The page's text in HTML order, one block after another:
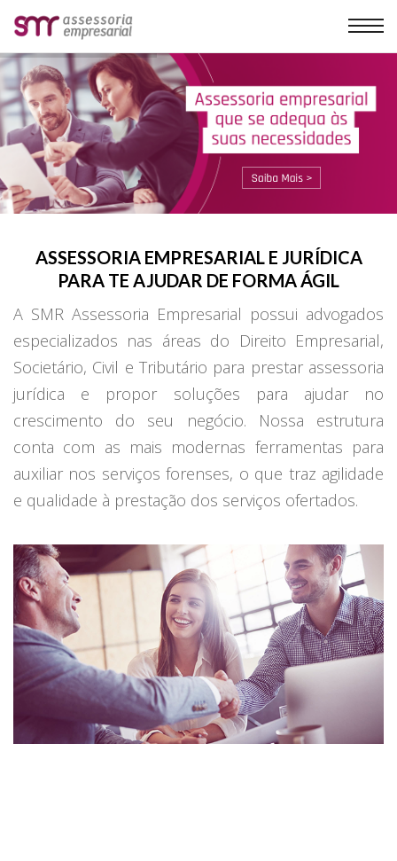
ASSESSORIA EMPRESARIAL E JURÍDICA
PARA TE AJUDAR DE FORMA ÁGIL
A SMR Assessoria Empresarial possui advogados
especializados nas áreas do Direito Empresarial,
Societário, Civil e Tributário para prestar assessoria
jurídica e propor soluções para ajudar no
crescimento do seu negócio. Nossa estrutura
conta com as mais modernas ferramentas para
auxiliar nos serviços forenses, o que traz agilidade
e qualidade à prestação dos serviços ofertados.